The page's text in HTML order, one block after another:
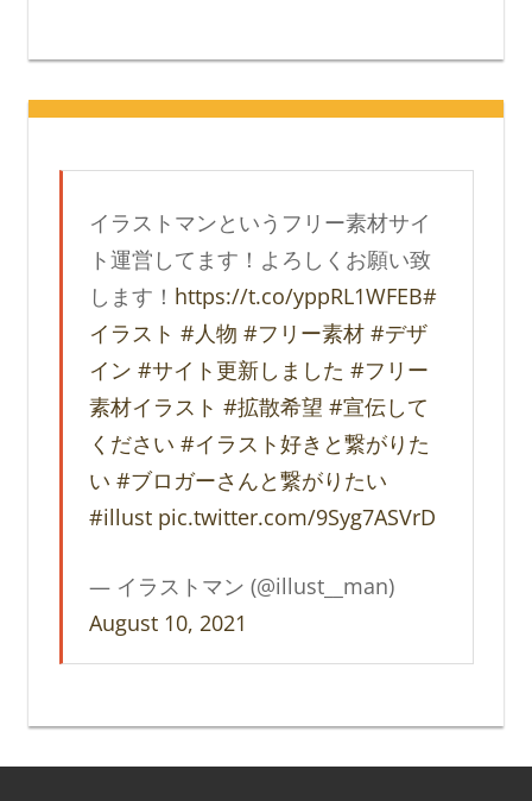
イラストマンというフリー素材サイ
ト運営してます！よろしくお願い致
します！ https://t.co/yppRL1WFEB#
イラスト #人物 #フリー素材 #デザ
イン #サイト更新しました #フリー
素材イラスト #拡散希望 #宣伝して
ください #イラスト好きと繋がりた
い #ブロガーさんと繋がりたい
#illust pic.twitter.com/9Syg7ASVrD
— イラストマン (@illust__man)
August 10, 2021